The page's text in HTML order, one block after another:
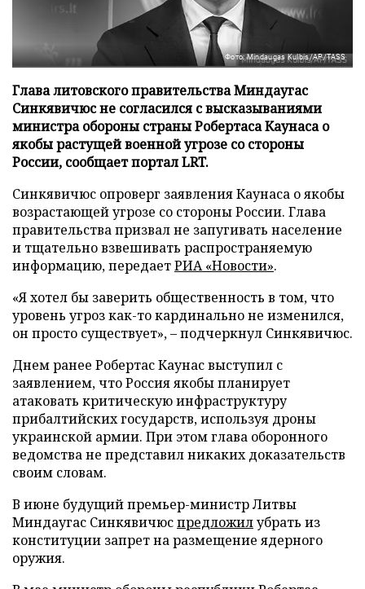
Фото: Mindaugas Kulbis/AP/TASS
Глава литовского правительства Миндаугас
Синкявичюс не согласился с высказываниями
министра обороны страны Робертаса Каунаса о
якобы растущей военной угрозе со стороны
России, сообщает портал LRT.
Синкявичюс опроверг заявления Каунаса о якобы
возрастающей угрозе со стороны России. Глава
правительства призвал не запугивать население
и тщательно взвешивать распространяемую
информацию, передаетРИА «Новости».
«Я хотел бы заверить общественность в том, что
уровень угроз как-то кардинально не изменился,
он просто существует», – подчеркнул Синкявичюс.
Днем ранее Робертас Каунас выступил с
заявлением, что Россия якобы планирует
атаковать критическую инфраструктуру
прибалтийских государств, используя дроны
украинской армии. При этом глава оборонного
ведомства не представил никаких доказательств
своим словам.
В июне будущий премьер-министр Литвы
Миндаугас Синкявичюспредложилубрать из
конституции запрет на размещение ядерного
оружия.